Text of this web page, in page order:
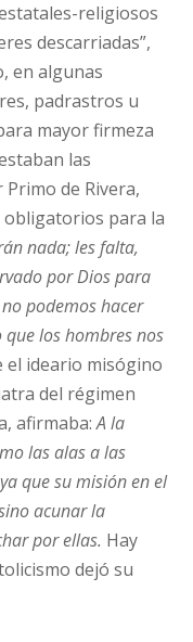
religiosos
descarriadas”,
en algunas
padrastros u
mayor firmeza
las
de Rivera,
obligatorios para la
nada; les falta,
por Dios para
podemos hacer
los hombres nos
el ideario misógino
del régimen
afirmaba:A la
las alas a las
que su misión en el
acunar la
por ellas. Hay
dejó su